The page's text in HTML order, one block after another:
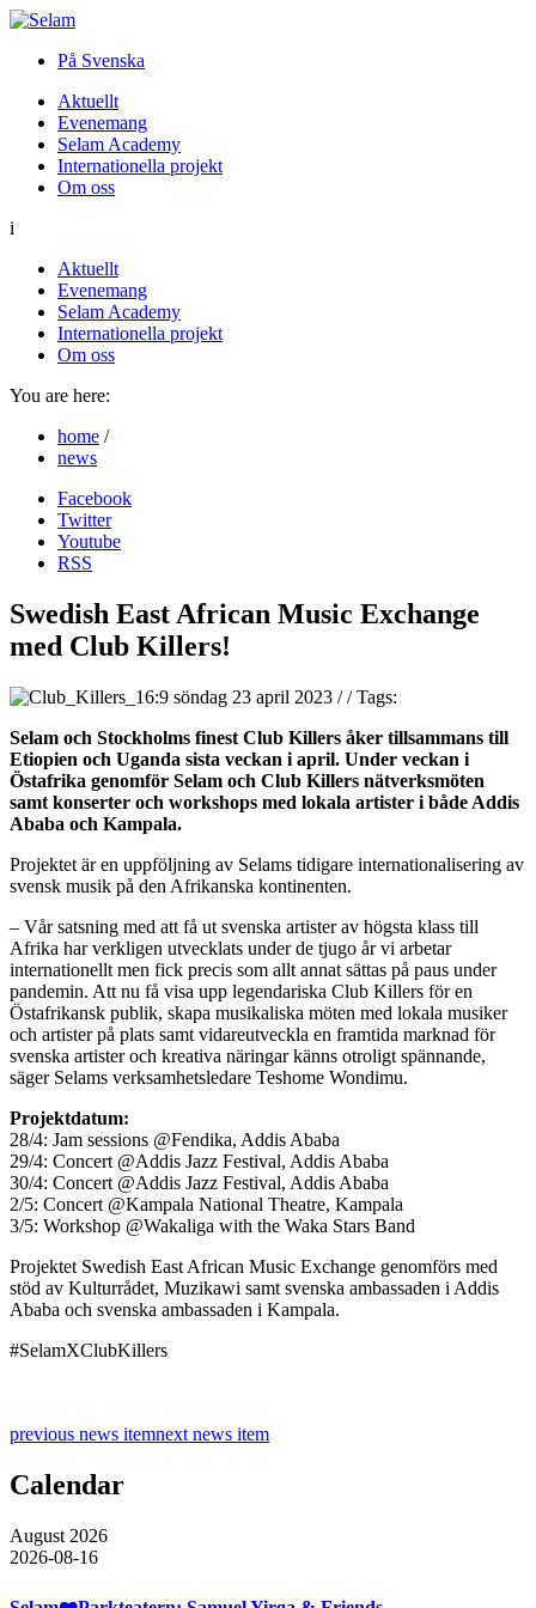
På Svenska
Aktuellt
Evenemang
Selam Academy
Internationella projekt
Om oss
i
Aktuellt
Evenemang
Selam Academy
Internationella projekt
Om oss
You are here:
home /
news
Facebook
Twitter
Youtube
RSS
Swedish East African Music Exchange
med Club Killers!
söndag 23 april 2023 //Tags:
Selam och Stockholms finest Club Killers åker tillsammans till
Etiopien och Uganda sista veckan i april. Under veckan i
Östafrika genomför Selam och Club Killers nätverksmöten
samt konserter och workshops med lokala artister i både Addis
Ababa och Kampala.
Projektet är en uppföljning av Selams tidigare internationalisering av
svensk musik på den Afrikanska kontinenten.
– Vår satsning med att få ut svenska artister av högsta klass till
Afrika har verkligen utvecklats under de tjugo år vi arbetar
internationellt men fick precis som allt annat sättas på paus under
pandemin. Att nu få visa upp legendariska Club Killers för en
Östafrikansk publik, skapa musikaliska möten med lokala musiker
och artister på plats samt vidareutveckla en framtida marknad för
svenska artister och kreativa näringar känns otroligt spännande,
säger Selams verksamhetsledare Teshome Wondimu.
Projektdatum:
28/4: Jam sessions @‌Fendika, Addis Ababa
29/4: Concert @‌Addis Jazz Festival, Addis Ababa
30/4: Concert @‌Addis Jazz Festival, Addis Ababa
2/5: Concert @Kampala National Theatre, Kampala
3/5: Workshop @‌Wakaliga with the Waka Stars Band
Projektet Swedish East African Music Exchange genomförs med
stöd av Kulturrådet, Muzikawi samt svenska ambassaden i Addis
Ababa och svenska ambassaden i Kampala.
#SelamXClubKillers
previous news itemnext news item
Calendar
August 2026
2026-08-16